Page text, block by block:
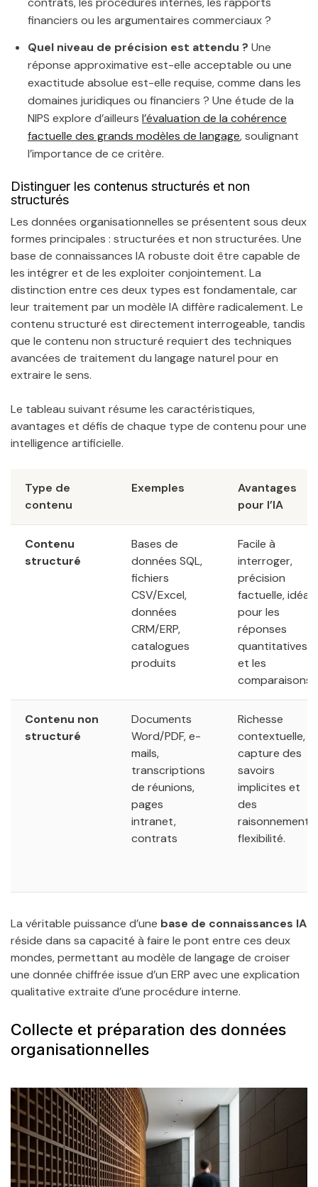
financiers ou les argumentaires commerciaux ?
Quel niveau de précision est attendu ? Une
réponse approximative est-elle acceptable ou une
exactitude absolue est-elle requise, comme dans les
domaines juridiques ou financiers ? Une étude de la
NIPS explore d’ailleurs l’évaluation de la cohérence
factuelle des grands modèles de langage, soulignant
l’importance de ce critère.
Distinguer les contenus structurés et non
structurés
Les données organisationnelles se présentent sous deux
formes principales : structurées et non structurées. Une
base de connaissances IA robuste doit être capable de
les intégrer et de les exploiter conjointement. La
distinction entre ces deux types est fondamentale, car
leur traitement par un modèle IA diffère radicalement. Le
contenu structuré est directement interrogeable, tandis
que le contenu non structuré requiert des techniques
avancées de traitement du langage naturel pour en
extraire le sens.
Le tableau suivant résume les caractéristiques,
avantages et défis de chaque type de contenu pour une
intelligence artificielle.
Type de
contenu
Exemples
Avantages
pour l’IA
Contenu
structuré
Bases de
données SQL,
fichiers
CSV/Excel,
données
CRM/ERP,
catalogues
produits
Facile à
interroger,
précision
factuelle, idéal
pour les
réponses
quantitatives
et les
comparaisons.
Contenu non
structuré
Documents
Word/PDF, e-
mails,
transcriptions
de réunions,
pages
intranet,
contrats
Richesse
contextuelle,
capture des
savoirs
implicites et
des
raisonnements,
flexibilité.
La véritable puissance d’une base de connaissances IA
réside dans sa capacité à faire le pont entre ces deux
mondes, permettant au modèle de langage de croiser
une donnée chiffrée issue d’un ERP avec une explication
qualitative extraite d’une procédure interne.
Collecte et préparation des données
organisationnelles